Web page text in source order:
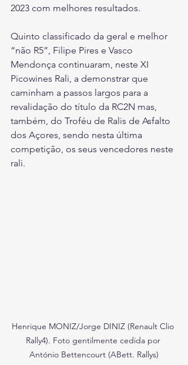
2023 com melhores resultados.
Quinto classificado da geral e melhor
“não R5”, Filipe Pires e Vasco
Mendonça continuaram, neste XI
Picowines Rali, a demonstrar que
caminham a passos largos para a
revalidação do título da RC2N mas,
também, do Troféu de Ralis de Asfalto
dos Açores, sendo nesta última
competição, os seus vencedores neste
rali.
Henrique MONIZ/Jorge DINIZ (Renault Clio
Rally4). Foto gentilmente cedida por
António Bettencourt (ABett. Rallys)